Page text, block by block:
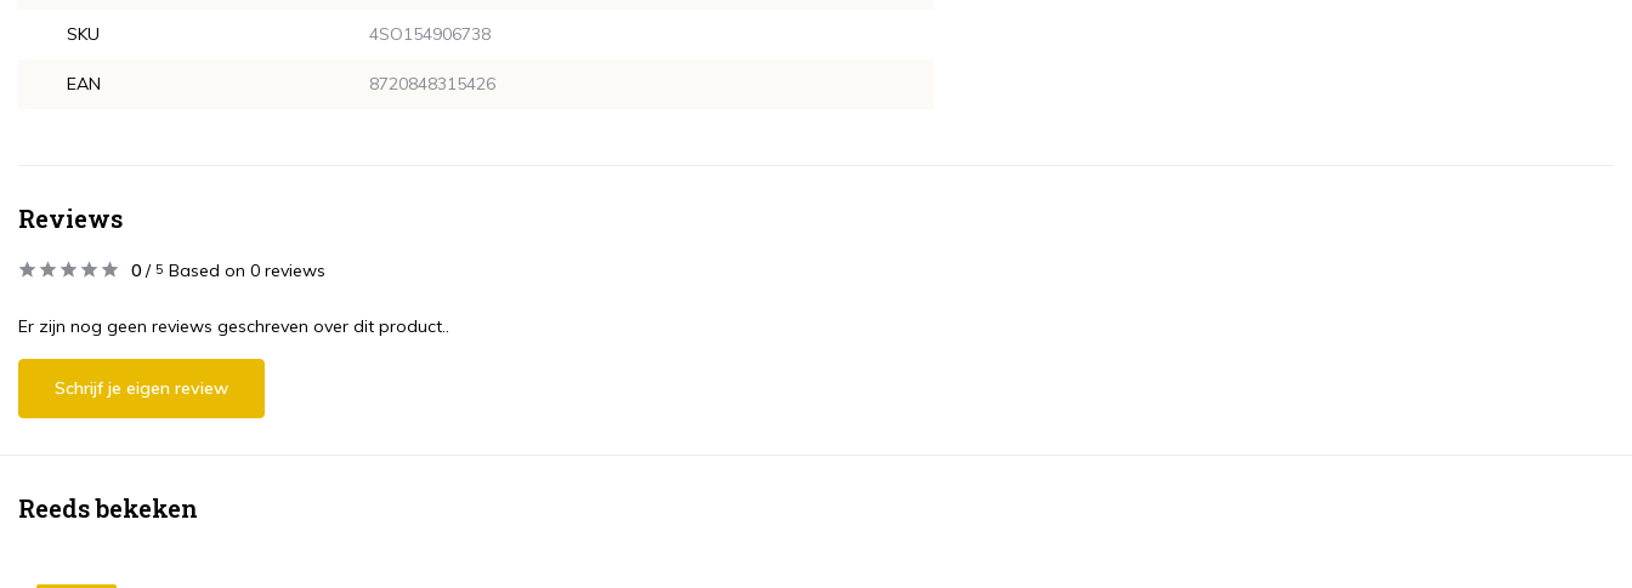
SKU 4SO154906738
EAN 8720848315426
Reviews
0 / 5 Based on 0 reviews
Er zijn nog geen reviews geschreven over dit product..
Schrijf je eigen review
Reeds bekeken